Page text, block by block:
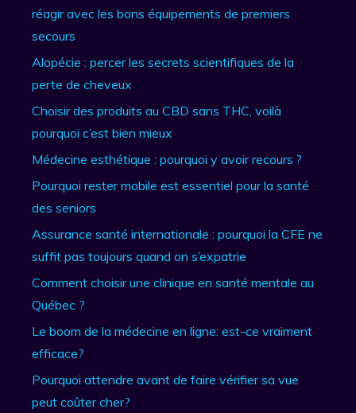
réagir avec les bons équipements de premiers
secours
Alopécie : percer les secrets scientifiques de la
perte de cheveux
Choisir des produits au CBD sans THC, voilà
pourquoi c’est bien mieux
Médecine esthétique : pourquoi y avoir recours ?
Pourquoi rester mobile est essentiel pour la santé
des seniors
Assurance santé internationale : pourquoi la CFE ne
suffit pas toujours quand on s’expatrie
Comment choisir une clinique en santé mentale au
Québec ?
Le boom de la médecine en ligne: est-ce vraiment
efficace?
Pourquoi attendre avant de faire vérifier sa vue
peut coûter cher?